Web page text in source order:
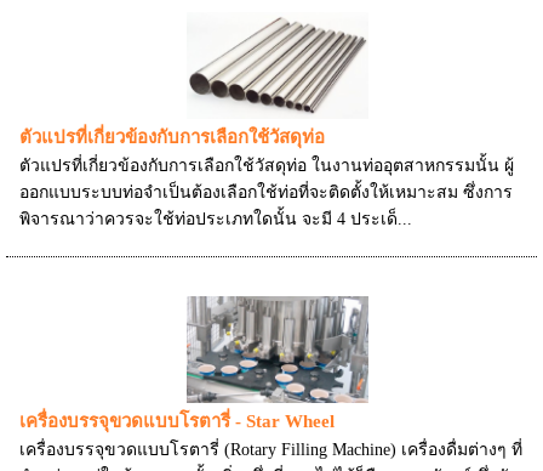
ตัวแปรที่เกี่ยวข้องกับการเลือกใช้วัสดุท่อ
ตัวแปรที่เกี่ยวข้องกับการเลือกใช้วัสดุท่อ ในงานท่ออุตสาหกรรมนั้น ผู้
ออกแบบระบบท่อจำเป็นต้องเลือกใช้ท่อที่จะติดตั้งให้เหมาะสม ซึ่งการ
พิจารณาว่าควรจะใช้ท่อประเภทใดนั้น จะมี 4 ประเด็...
เครื่องบรรจุขวดแบบโรตารี่ - Star Wheel
เครื่องบรรจุขวดแบบโรตารี่ (Rotary Filling Machine) เครื่องดื่มต่างๆ ที่